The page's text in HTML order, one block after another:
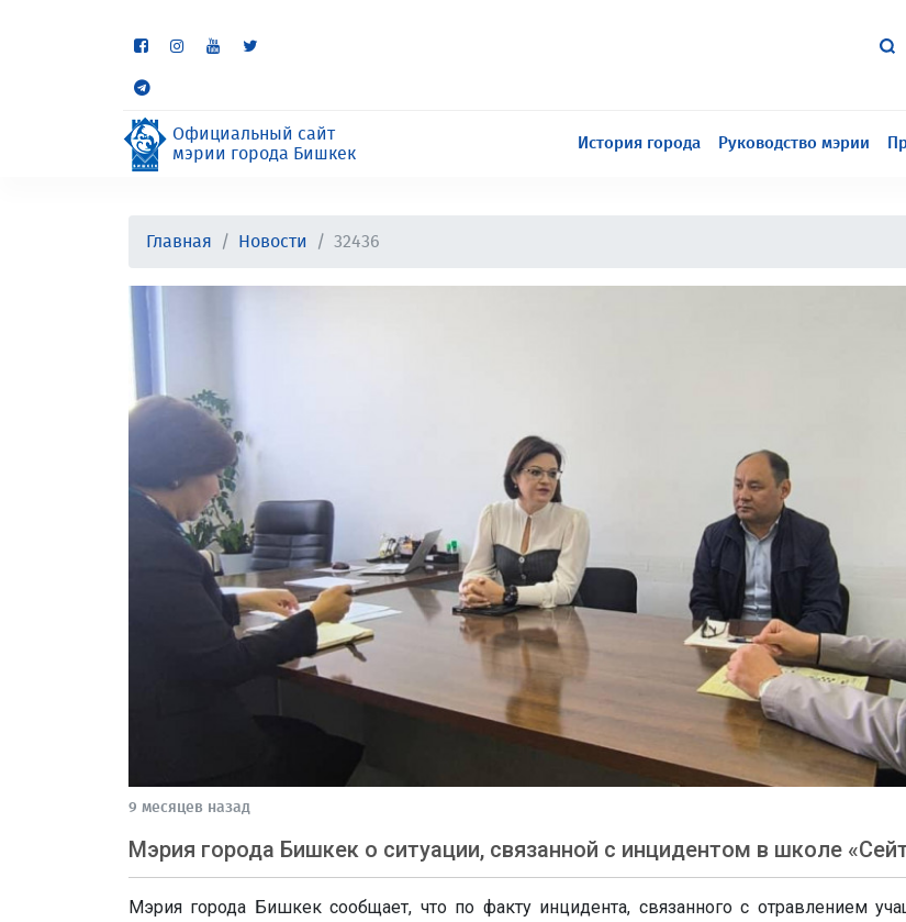
Официальный сайт
мэрии города Бишкек
История города Руководство мэрии
Главная Новости 32436
9 месяцев назад
Мэрия города Бишкек о ситуации, связанной с инцидентом в школе
Мэрия города Бишкек сообщает, что по факту инцидента, связанного с отравлением